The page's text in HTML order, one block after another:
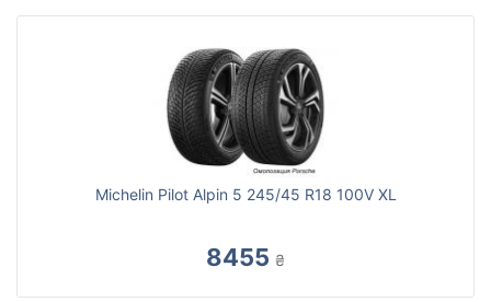
Michelin Pilot Alpin 5 245/45 R18 100V XL
8455 ₴